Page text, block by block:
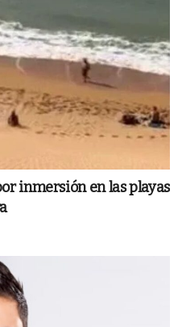
inmersión en las playas